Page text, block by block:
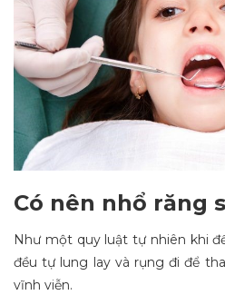
Có nên nhổ răng
Như một quy luật tự nhiên khi
đều tự lung lay và rụng đi để
vĩnh viễn.